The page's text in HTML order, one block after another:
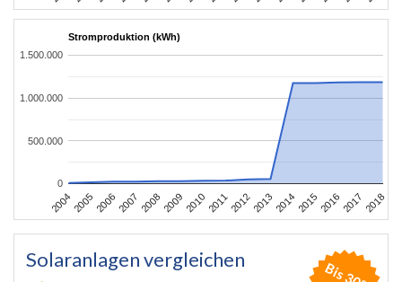
Stromproduktion (kWh)
2004200520062007 2008200920102011201220132014201520162017 2018
0
500.000
1.000.000
1.500.000
Solaranlagen vergleichen